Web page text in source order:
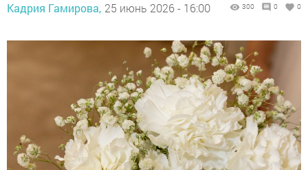
Кадрия Гамирова, 25 июнь 2026 - 16:00 300 0 0